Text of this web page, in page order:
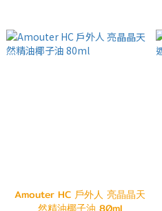
Amouter HC 戶外人 亮晶晶天